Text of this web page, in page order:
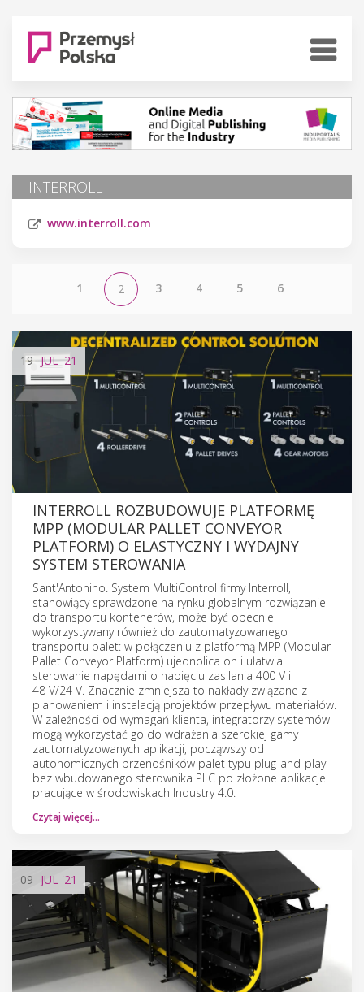
INTERROLL
www.interroll.com
1 2 3 4 5 6
19 JUL'21
INTERROLL ROZBUDOWUJE PLATFORMĘ
MPP (MODULAR PALLET CONVEYOR
PLATFORM) O ELASTYCZNY I WYDAJNY
SYSTEM STEROWANIA
Sant'Antonino. System MultiControl firmy Interroll,
stanowiący sprawdzone na rynku globalnym rozwiązanie
do transportu kontenerów, może być obecnie
wykorzystywany również do zautomatyzowanego
transportu palet: w połączeniu z platformą MPP (Modular
Pallet Conveyor Platform) ujednolica on i ułatwia
sterowanie napędami o napięciu zasilania 400 V i
48 V/24 V. Znacznie zmniejsza to nakłady związane z
planowaniem i instalacją projektów przepływu materiałów.
W zależności od wymagań klienta, integratorzy systemów
mogą wykorzystać go do wdrażania szerokiej gamy
zautomatyzowanych aplikacji, począwszy od
autonomicznych przenośników palet typu plug-and-play
bez wbudowanego sterownika PLC po złożone aplikacje
pracujące w środowiskach Industry 4.0.
Czytaj więcej…
09 JUL '21